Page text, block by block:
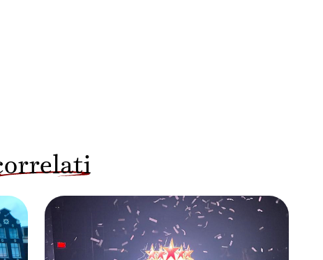
correlati